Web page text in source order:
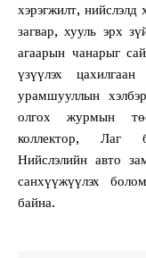
хэрэгжилт, нийслэлд
загвар, хууль эрх
агаарын чанарыг
үзүүлэх
урамшууллын
олгох журмын
коллектор, Лаг
Нийслэлийн авто
санхүүжүүлэх
байна.